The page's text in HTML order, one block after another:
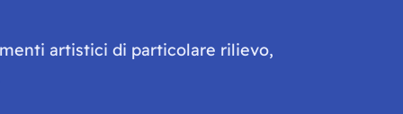
artistici di particolare rilievo,